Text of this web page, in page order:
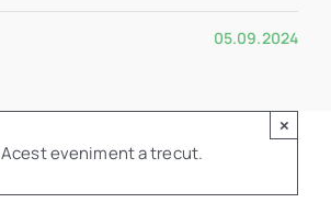
05.09.2024
Acest eveniment a trecut.
×